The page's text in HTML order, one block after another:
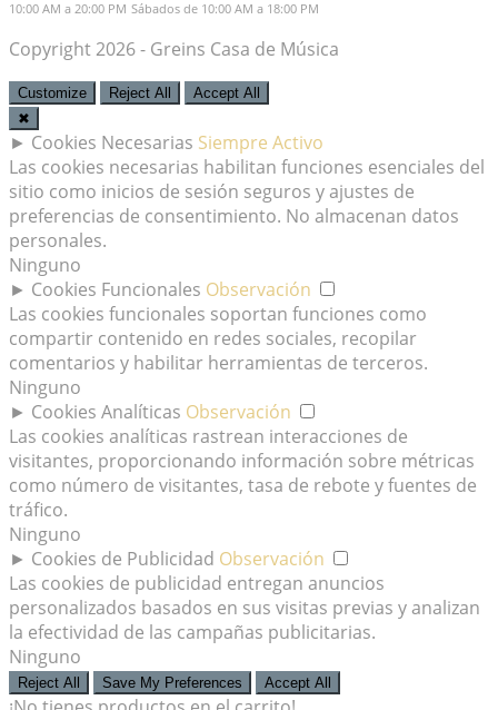
10:00 AM a 20:00 PM Sábados de 10:00 AM a 18:00 PM
Copyright 2026 - Greins Casa de Música
Customize Reject All
Accept All
✖
► Cookies Necesarias Siempre Activo
Las cookies necesarias habilitan funciones esenciales del
sitio como inicios de sesión seguros y ajustes de
preferencias de consentimiento. No almacenan datos
personales.
Ninguno
► Cookies Funcionales Observación
Las cookies funcionales soportan funciones como
compartir contenido en redes sociales, recopilar
comentarios y habilitar herramientas de terceros.
Ninguno
► Cookies Analíticas Observación
Las cookies analíticas rastrean interacciones de
visitantes, proporcionando información sobre métricas
como número de visitantes, tasa de rebote y fuentes de
tráfico.
Ninguno
► Cookies de Publicidad Observación
Las cookies de publicidad entregan anuncios
personalizados basados en sus visitas previas y analizan
la efectividad de las campañas publicitarias.
Ninguno
Reject All Save My Preferences Accept All